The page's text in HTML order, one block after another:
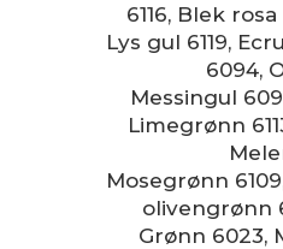
6116, Blek rosa
Lys gul 6119,
6094,
Messingul
Limegrønn
Mosegrønn 6109
olivengrønn
Grønn 6023,